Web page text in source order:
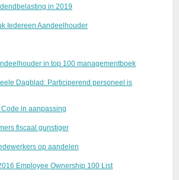
in 2019
Iedereen Aandeelhouder
in top 100 managementboek
Dagblad: Participerend personeel is
in aanpassing
fiscaal gunstiger
op aandelen
Employee Ownership 100 List